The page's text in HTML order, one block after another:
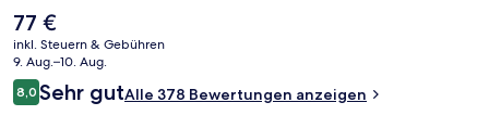
Zoologischer Stadtgarten Karlsruhe und Schloss Karlsruhe. Die
öffentlichen Verkehrsmittel sind nur einen kurzen Fußmarsch
entfernt: Zur Straßenbahnhaltestelle Rüppurrer Tor sind es nur
wenige Schritte und zur U-Bahn-Station Ettlinger Tor 3 Minuten.
Der
aktuelle
Preis
beträgt
77 €.
77 €
inkl. Steuern & Gebühren
9. Aug.–10. Aug.
Bewertungen
8,08,0 von 10.
Sehr gutAlle 378 Bewertungen anzeigen